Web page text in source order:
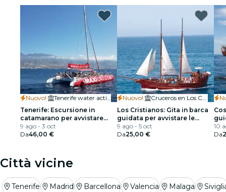
Nuovo!·
Tenerife water activities
Tenerife: Escursione in
catamarano per avvistare
delfini e balene + pranzo +
trasferimenti
9 ago - 3 oct
Da46,00 €
Nuovo!·
Cruceros en Los Cristianos
Los Cristianos: Gita in barca
guidata per avvistare le
balene
9 ago - 5 oct
Da25,00 €
10
Da
Città vicine
Tenerife Madrid Barcellona Valencia Malaga